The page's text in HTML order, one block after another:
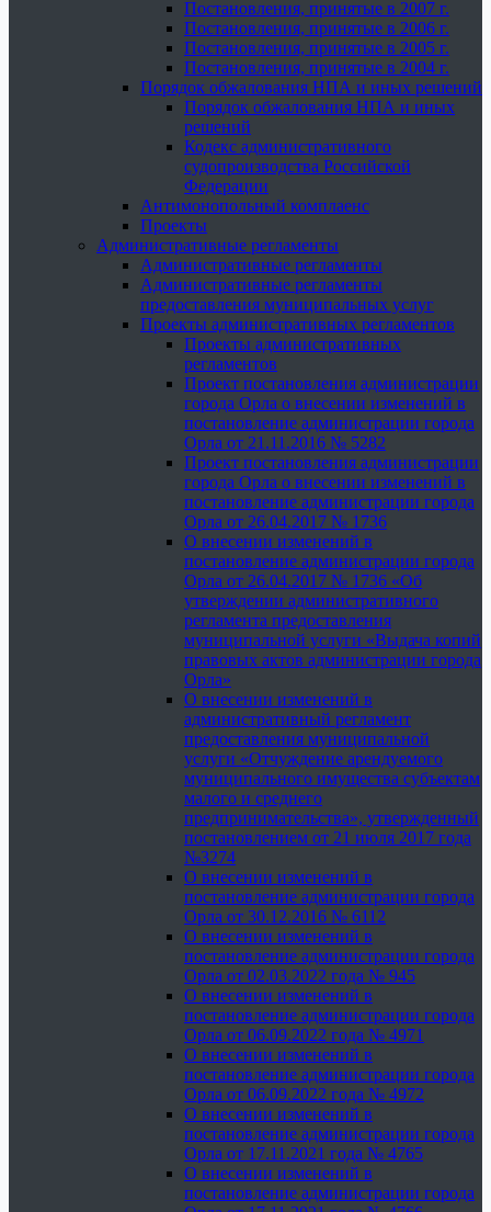
Постановления, принятые в 2007 г.
Постановления, принятые в 2006 г.
Постановления, принятые в 2005 г.
Постановления, принятые в 2004 г.
Порядок обжалования НПА и иных решений
Порядок обжалования НПА и иных
решений
Кодекс административного
судопроизводства Российской
Федерации
Антимонопольный комплаенс
Проекты
Административные регламенты
Административные регламенты
Административные регламенты
предоставления муниципальных услуг
Проекты административных регламентов
Проекты административных
регламентов
Проект постановления администрации
города Орла о внесении изменений в
постановление администрации города
Орла от 21.11.2016 № 5282
Проект постановления администрации
города Орла о внесении изменений в
постановление администрации города
Орла от 26.04.2017 № 1736
О внесении изменений в
постановление администрации города
Орла от 26.04.2017 № 1736 «Об
утверждении административного
регламента предоставления
муниципальной услуги «Выдача копий
правовых актов администрации города
Орла»
О внесении изменений в
административный регламент
предоставления муниципальной
услуги «Отчуждение арендуемого
муниципального имущества субъектам
малого и среднего
предпринимательства», утвержденный
постановлением от 21 июля 2017 года
№3274
О внесении изменений в
постановление администрации города
Орла от 30.12.2016 № 6112
О внесении изменений в
постановление администрации города
Орла от 02.03.2022 года № 945
О внесении изменений в
постановление администрации города
Орла от 06.09.2022 года № 4971
О внесении изменений в
постановление администрации города
Орла от 06.09.2022 года № 4972
О внесении изменений в
постановление администрации города
Орла от 17.11.2021 года № 4765
О внесении изменений в
постановление администрации города